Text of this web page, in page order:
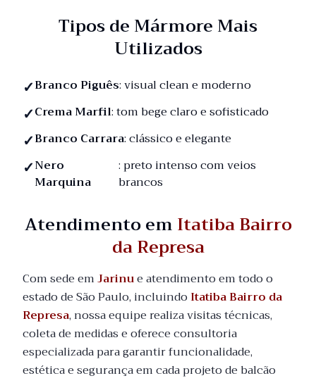
Tipos de Mármore Mais
Utilizados
Branco Piguês: visual clean e moderno
Crema Marfil: tom bege claro e sofisticado
Branco Carrara: clássico e elegante
Nero
Marquina
: preto intenso com veios
brancos
Atendimento emItatiba Bairro
da Represa
Com sede emJarinue atendimento em todo o
estado de São Paulo, incluindo Itatiba Bairro da
Represa, nossa equipe realiza visitas técnicas,
coleta de medidas e oferece consultoria
especializada para garantir funcionalidade,
estética e segurança em cada projeto de balcão